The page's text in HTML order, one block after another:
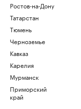
Ростов-на-Дону
Татарстан
Тюмень
Черноземье
Кавказ
Карелия
Мурманск
Приморский
край